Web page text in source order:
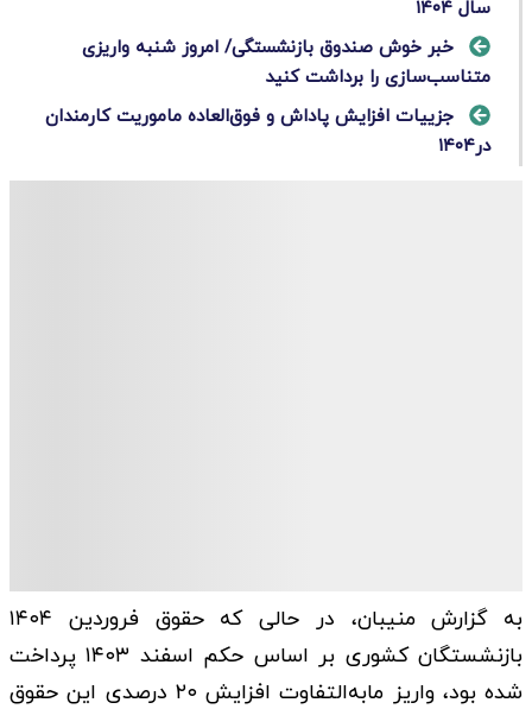
سال ۱۴۰۴
خبر خوش صندوق بازنشستگی/ امروز شنبه واریزی
متناسب‌سازی را برداشت کنید
جزییات افزایش پاداش و فوق‌العاده ماموریت کارمندان
در۱۴۰۴
به گزارش منیبان، در حالی که حقوق فروردین ۱۴۰۴
بازنشستگان کشوری بر اساس حکم اسفند ۱۴۰۳ پرداخت
شده بود، واریز مابه‌التفاوت افزایش ۲۰ درصدی این حقوق